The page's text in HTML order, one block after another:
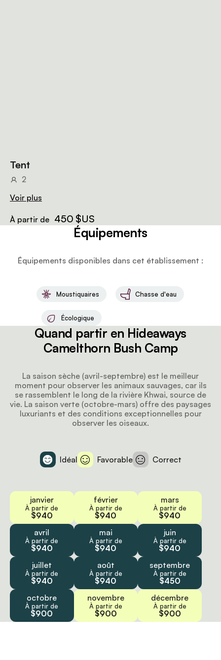
Tent
2
Voir plus
À partir de 450 $US
Équipements
Équipements disponibles dans cet établissement :
Moustiquaires Chasse d'eau
Écologique
Quand partir en Hideaways
Camelthorn Bush Camp
La saison sèche (avril-septembre) est le meilleur
moment pour observer les animaux sauvages, car ils
se rassemblent le long de la rivière Khwai, source de
vie. La saison verte (octobre-mars) offre des paysages
luxuriants et des conditions exceptionnelles pour
observer les oiseaux.
Idéal Favorable Correct
janvier
À partir de
$940
février
À partir de
$940
mars
À partir de
$940
avril
À partir de
$940
mai
À partir de
$940
juin
À partir de
$940
juillet
À partir de
$940
août
À partir de
$940
septembre
À partir de
$450
octobre
À partir de
$900
novembre
À partir de
$900
décembre
À partir de
$900